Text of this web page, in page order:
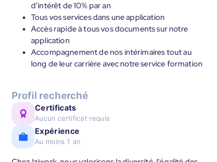
d’intérêt de 10% par an
Tous vos services dans une application
Accès rapide à tous vos documents sur notre
application
Accompagnement de nos intérimaires tout au
long de leur carrière avec notre service formation
Profil recherché
Certificats
Aucun certificat requis
Expérience
Au moins 1 an